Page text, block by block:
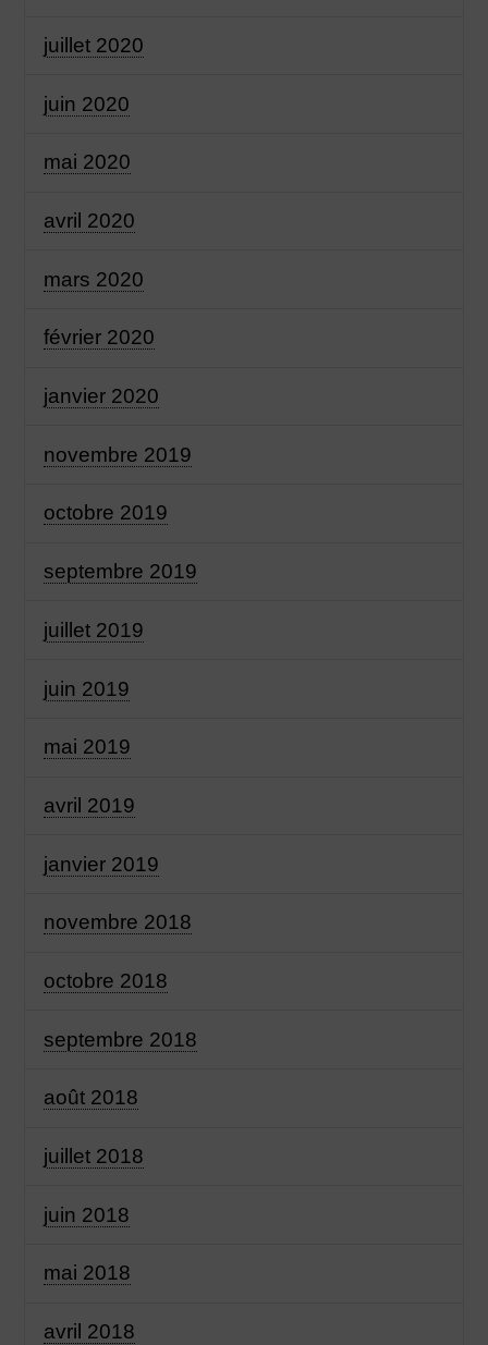
juillet 2020
juin 2020
mai 2020
avril 2020
mars 2020
février 2020
janvier 2020
novembre 2019
octobre 2019
septembre 2019
juillet 2019
juin 2019
mai 2019
avril 2019
janvier 2019
novembre 2018
octobre 2018
septembre 2018
août 2018
juillet 2018
juin 2018
mai 2018
avril 2018